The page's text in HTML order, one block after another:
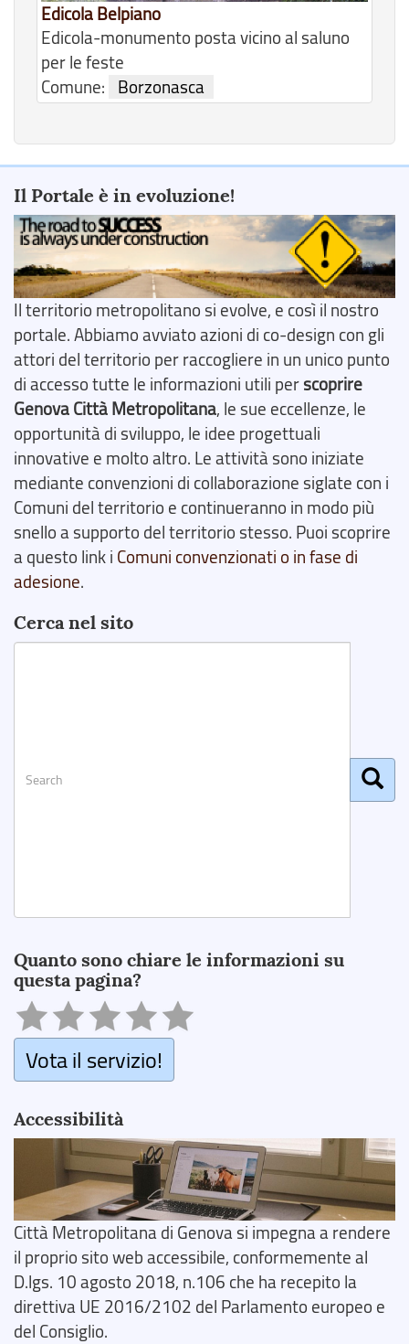
Edicola Belpiano
Edicola-monumento posta vicino al saluno
per le feste
Comune:
Borzonasca
Il Portale è in evoluzione!
Il territorio metropolitano si evolve, e così il nostro
portale. Abbiamo avviato azioni di co-design con gli
attori del territorio per raccogliere in un unico punto
di accesso tutte le informazioni utili perscoprire
Genova Città Metropolitana, le sue eccellenze, le
opportunità di sviluppo, le idee progettuali
innovative e molto altro. Le attività sono iniziate
mediante convenzioni di collaborazione siglate con i
Comuni del territorio e continueranno in modo più
snello a supporto del territorio stesso. Puoi scoprire
a questo link i Comuni convenzionati o in fase di
adesione.
Cerca nel sito
Quanto sono chiare le informazioni su
questa pagina?
Vota il servizio!
Accessibilità
Città Metropolitana di Genova si impegna a rendere
il proprio sito web accessibile, conformemente al
D.lgs. 10 agosto 2018, n.106 che ha recepito la
direttiva UE 2016/2102 del Parlamento europeo e
del Consiglio.